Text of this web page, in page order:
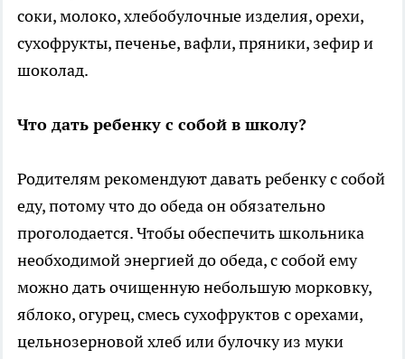
соки, молоко, хлебобулочные изделия, орехи,
сухофрукты, печенье, вафли, пряники, зефир и
шоколад.
Что дать ребенку с собой в школу?
Родителям рекомендуют давать ребенку с собой
еду, потому что до обеда он обязательно
проголодается. Чтобы обеспечить школьника
необходимой энергией до обеда, с собой ему
можно дать очищенную небольшую морковку,
яблоко, огурец, смесь сухофруктов с орехами,
цельнозерновой хлеб или булочку из муки